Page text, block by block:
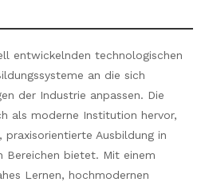
entwickelnden technologischen
an die sich
der Industrie anpassen. Die
als moderne Institution hervor,
Ausbildung in
Bereichen bietet. Mit einem
Lernen, hochmodernen